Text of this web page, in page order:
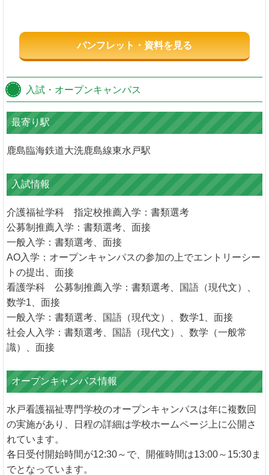
パンフレット・資料を見る
入試・オープンキャンパス
最寄り駅
鹿島臨海鉄道大洗鹿島線東水戸駅
入試情報
介護福祉学科 指定校推薦入学：書類選考
公募制推薦入学：書類選考、面接
一般入学：書類選考、面接
AO入学：オープンキャンパスの参加の上でエントリーシー
トの提出、面接
看護学科 公募制推薦入学：書類選考、国語（現代文）、
数学1、面接
一般入学：書類選考、国語（現代文）、数学1、面接
社会人入学：書類選考、国語（現代文）、数学（一般常
識）、面接
オープンキャンパス情報
水戸看護福祉専門学校のオープンキャンパスは年に複数回
の実施があり、日程の詳細は学校ホームページ上に公開さ
れています。
各日受付開始時間が12:30～で、開催時間は13:00～15:30ま
でとなっています。